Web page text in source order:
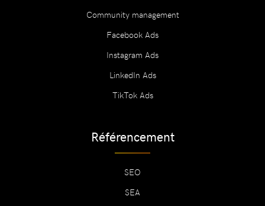
Community management
Facebook Ads
Instagram Ads
LinkedIn Ads
TikTok Ads
Référencement
SEO
SEA